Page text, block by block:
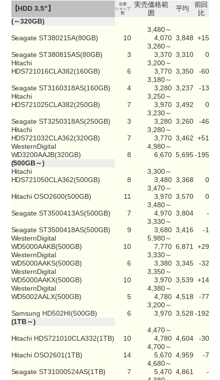
【HDD 3.5"】
在庫
ショップ
数
実売価格範
囲
平均
前回
比
(～320GB)
Seagate ST380215A(80GB) 10
3,480～
4,070 3,848 +15
Seagate ST380815AS(80GB) 3
3,280～
3,370 3,310
0
Hitachi
HDS721016CLA382(160GB)
6
3,200～
3,770 3,350 -60
Seagate ST3160318AS(160GB) 4
3,180～
3,280 3,237
-13
Hitachi
HDS721025CLA382(250GB)
7
3,250～
3,970 3,492 0
Seagate ST3250318AS(250GB) 3
3,230～
3,280 3,260
-46
Hitachi
HDS721032CLA362(320GB)
7
3,280～
3,770 3,462 +51
WesternDigital
WD3200AAJB(320GB)
8
4,980～
6,670 5,695 -195
(500GB～)
Hitachi
HDS721050CLA362(500GB)
8
3,300～
3,480 3,368 0
Hitachi OSO2600(500GB) 11
3,470～
3,970 3,570 0
Seagate ST3500413AS(500GB) 7
3,480～
4,970 3,804 -
Seagate ST3500418AS(500GB) 9
3,330～
3,680 3,416
-1
WesternDigital
WD5000AAKB(500GB)
10
5,980～
7,770 6,871
+29
WesternDigital
WD5000AAKS(500GB)
6
3,330～
3,380 3,345
-32
WesternDigital
WD5000AAKX(500GB)
10
3,350～
3,970 3,539 +14
WesternDigital
WD5002AALX(500GB)
5
4,380～
4,780 4,518 -77
Samsung HD502HI(500GB) 6
3,200～
3,970 3,528 -192
(1TB～)
Hitachi HDS721010CLA332(1TB) 10
4,470～
4,780 4,604 -30
Hitachi OSO2601(1TB) 14
4,700～
5,670 4,959 -7
Seagate ST31000524AS(1TB) 7
4,680～
5,470 4,861 -